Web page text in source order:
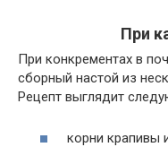
При
При конкрементах в
сборный настой из
Рецепт выглядит
корни крапивы